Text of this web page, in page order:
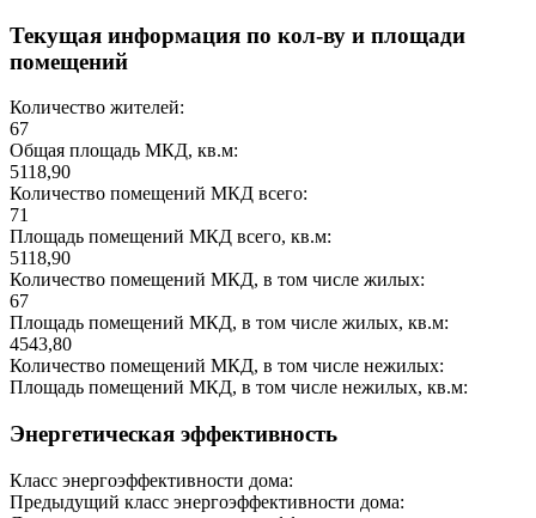
Текущая информация по кол-ву и площади
помещений
Количество жителей:
67
Общая площадь МКД, кв.м:
5118,90
Количество помещений МКД всего:
71
Площадь помещений МКД всего, кв.м:
5118,90
Количество помещений МКД, в том числе жилых:
67
Площадь помещений МКД, в том числе жилых, кв.м:
4543,80
Количество помещений МКД, в том числе нежилых:
Площадь помещений МКД, в том числе нежилых, кв.м:
Энергетическая эффективность
Класс энергоэффективности дома:
Предыдущий класс энергоэффективности дома: